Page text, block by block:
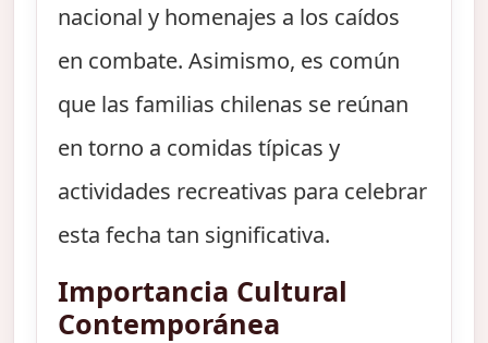
nacional y homenajes a los caídos
en combate. Asimismo, es común
que las familias chilenas se reúnan
en torno a comidas típicas y
actividades recreativas para celebrar
esta fecha tan significativa.
Importancia Cultural
Contemporánea